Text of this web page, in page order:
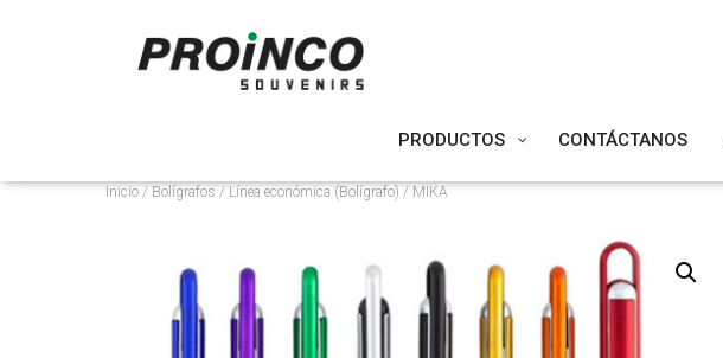
PRODUCTOS CONTÁCTANOS
Inicio/ Bolígrafos / Línea económica (Bolígrafo) / MIKA